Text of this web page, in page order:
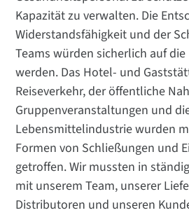
Kapazität zu verwalten. Die
Widerstandsfähigkeit und der
Teams würden sicherlich auf
werden. Das Hotel- und
Reiseverkehr, der öffentliche
Gruppenveranstaltungen und
Lebensmittelindustrie wurden
Formen von Schließungen und
getroffen. Wir mussten in
mit unserem Team, unserer
Distributoren und unseren